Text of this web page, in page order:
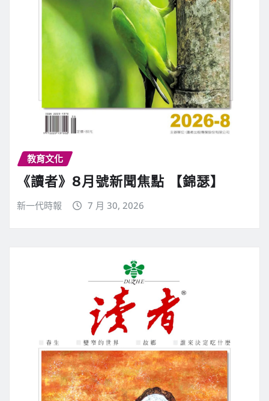
教育文化
《讀者》8月號新聞焦點 【錦瑟】
新一代時報 7 月 30, 2026